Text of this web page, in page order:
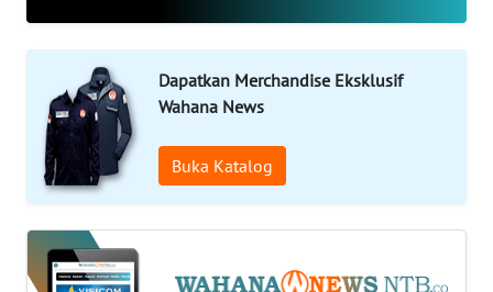
Dapatkan Merchandise Eksklusif
Wahana News
Buka Katalog
Informasi
INDEKS
BERITA
KONTAK
KAMI